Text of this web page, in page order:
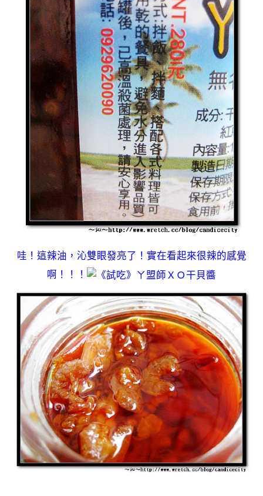
哇！這辣油，沁雙眼發亮了！實在看起來很辣的感覺
啊！！！